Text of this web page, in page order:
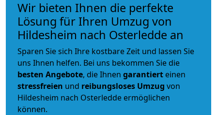
Wir bieten Ihnen die perfekte
Lösung für Ihren Umzug von
Hildesheim nach Osterledde an
Sparen Sie sich Ihre kostbare Zeit und lassen Sie
uns Ihnen helfen. Bei uns bekommen Sie die
besten Angebote, die Ihnen garantiert einen
stressfreien und reibungsloses Umzug von
Hildesheim nach Osterledde ermöglichen
können.